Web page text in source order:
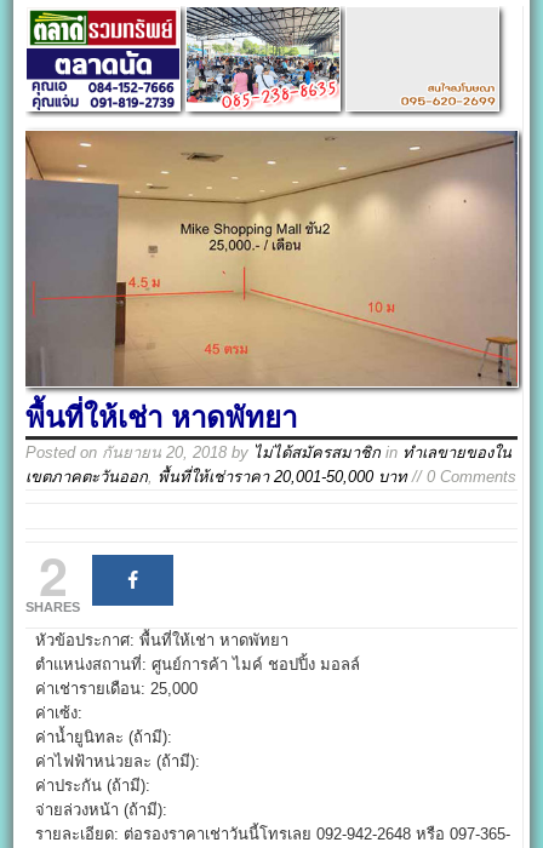
พื้นที่ให้เช่า หาดพัทยา
Posted on กันยายน 20, 2018 by ไม่ได้สมัครสมาชิก in ทำเลขายของใน
เขตภาคตะวันออก, พื้นที่ให้เช่าราคา 20,001-50,000 บาท// 0 Comments
2
SHARES
หัวข้อประกาศ: พื้นที่ให้เช่า หาดพัทยา
ตำแหน่งสถานที่: ศูนย์การค้า ไมค์ ชอปปิ้ง มอลล์
ค่าเช่ารายเดือน: 25,000
ค่าเซ้ง:
ค่าน้ำยูนิทละ (ถ้ามี):
ค่าไฟฟ้าหน่วยละ (ถ้ามี):
ค่าประกัน (ถ้ามี):
จ่ายล่วงหน้า (ถ้ามี):
รายละเอียด: ต่อรองราคาเช่าวันนี้โทรเลย 092-942-2648 หรือ 097-365-